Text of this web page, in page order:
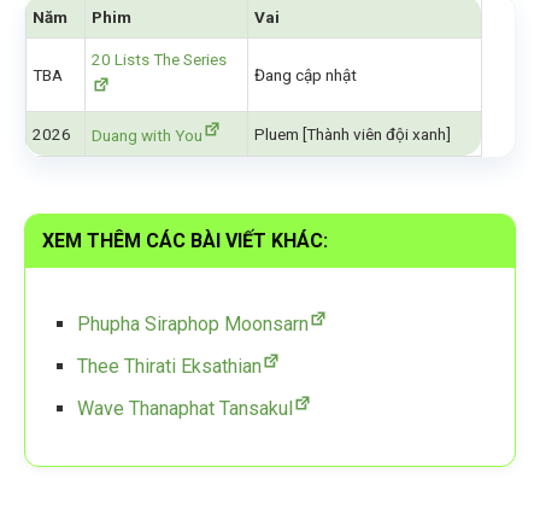
Năm Phim Vai
TBA
20 Lists The Series
Đang cập nhật
2026 Duang with You Pluem [Thành viên đội xanh]
XEM THÊM CÁC BÀI VIẾT KHÁC:
Phupha Siraphop Moonsarn
Thee Thirati Eksathian
Wave Thanaphat Tansakul